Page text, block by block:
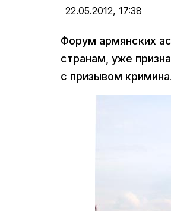
22.05.2012, 17:38
Форум армянских
странам, уже
с призывом